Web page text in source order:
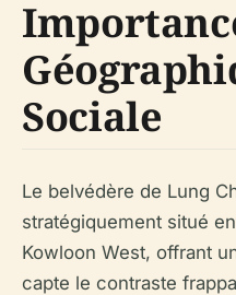
Sociale
Le belvédère de Lung
stratégiquement situé
Kowloon West, offrant
capte le contraste